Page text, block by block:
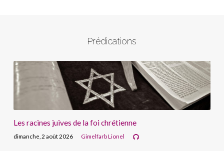
Prédications
Les racines juives de la foi chrétienne
dimanche, 2 août 2026 Gimelfarb Lionel